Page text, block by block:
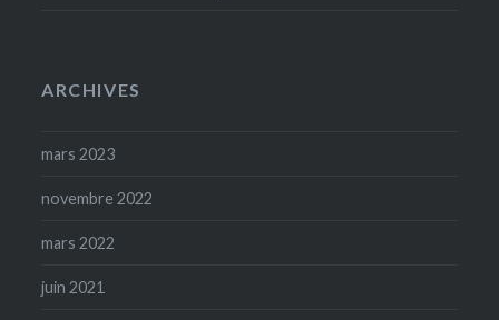
ARCHIVES
mars 2023
novembre 2022
mars 2022
juin 2021